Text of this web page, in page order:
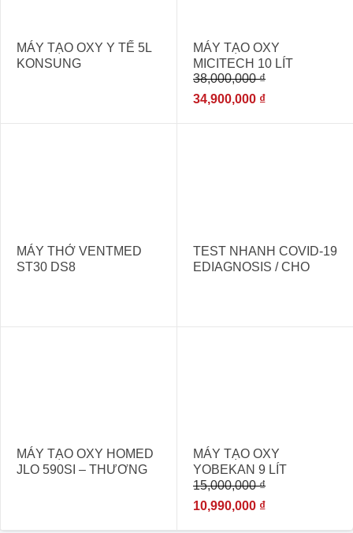
MÁY TẠO OXY Y TẾ 5L
KONSUNG
MÁY TẠO OXY
MICITECH 10 LÍT
38,000,000₫
34,900,000 ₫
MÁY THỞ VENTMED
ST30 DS8
TEST NHANH COVID-19
EDIAGNOSIS / CHO
MÁY TẠO OXY HOMED
JLO 590SI – THƯƠNG
MÁY TẠO OXY
YOBEKAN 9 LÍT
THƯƠNG HIỆU NHẬT
BẢN
15,000,000₫
10,990,000 ₫